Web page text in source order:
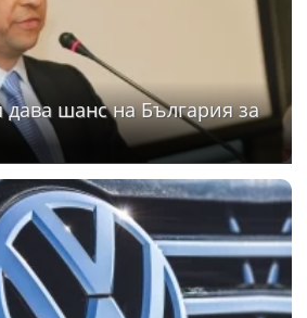
дава шанс на България за